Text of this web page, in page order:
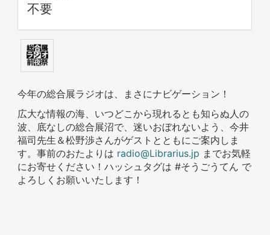
不要
今年の総合展ラジオは、まさにナビゲーション！
広大な情報の海、いつどこから現れるとも知らぬ人の
波、底なしの総合展沼で、迷いおぼれないよう、今井
福司先生＆松野渉さんがゲストとともにご案内しま
す。事前のおたよりは radio@Librarius.jp までお気軽
にお寄せください！ハッシュタグは #そうごうてん で
よろしくお願いいたします！